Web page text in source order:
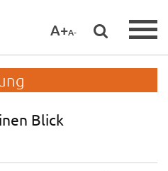
A+A-
Blick